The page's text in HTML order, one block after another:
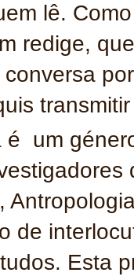
lê.
redige,
é um
de
Esta